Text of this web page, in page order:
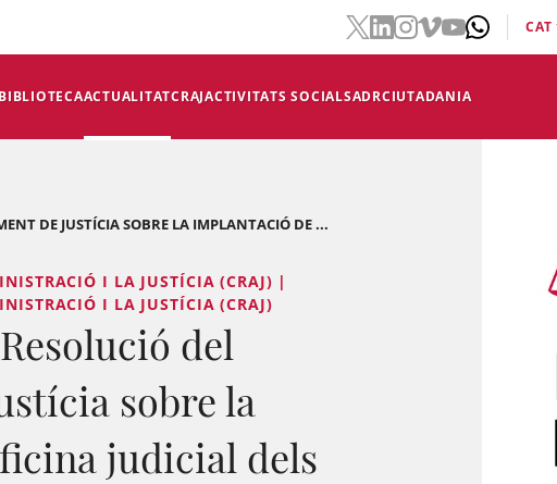
BIBLIOTECAACTUALITATCRAJACTIVITATS SOCIALSADRCIUTADANIA
CAT
DE JUSTÍCIA SOBRE LA IMPLANTACIÓ DE ...
I LA JUSTÍCIA (CRAJ) |
I LA JUSTÍCIA (CRAJ)
del
sobre la
judicial dels